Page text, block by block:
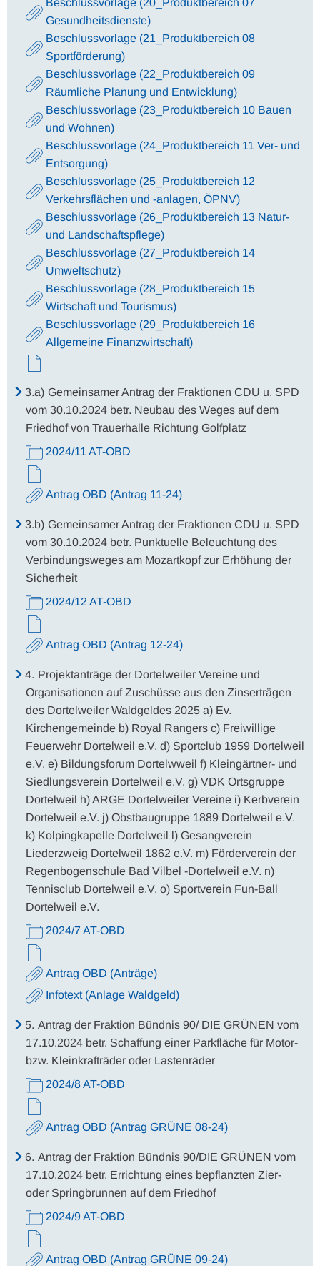
Beschlussvorlage (20_Produktbereich 07
Gesundheitsdienste)
Beschlussvorlage (21_Produktbereich 08
Sportförderung)
Beschlussvorlage (22_Produktbereich 09
Räumliche Planung und Entwicklung)
Beschlussvorlage (23_Produktbereich 10 Bauen
und Wohnen)
Beschlussvorlage (24_Produktbereich 11 Ver- und
Entsorgung)
Beschlussvorlage (25_Produktbereich 12
Verkehrsflächen und -anlagen, ÖPNV)
Beschlussvorlage (26_Produktbereich 13 Natur-
und Landschaftspflege)
Beschlussvorlage (27_Produktbereich 14
Umweltschutz)
Beschlussvorlage (28_Produktbereich 15
Wirtschaft und Tourismus)
Beschlussvorlage (29_Produktbereich 16
Allgemeine Finanzwirtschaft)
3.a) Gemeinsamer Antrag der Fraktionen CDU u. SPD
vom 30.10.2024 betr. Neubau des Weges auf dem
Friedhof von Trauerhalle Richtung Golfplatz
2024/11 AT-OBD
Antrag OBD (Antrag 11-24)
3.b) Gemeinsamer Antrag der Fraktionen CDU u. SPD
vom 30.10.2024 betr. Punktuelle Beleuchtung des
Verbindungsweges am Mozartkopf zur Erhöhung der
Sicherheit
2024/12 AT-OBD
Antrag OBD (Antrag 12-24)
4. Projektanträge der Dortelweiler Vereine und
Organisationen auf Zuschüsse aus den Zinserträgen
des Dortelweiler Waldgeldes 2025 a) Ev.
Kirchengemeinde b) Royal Rangers c) Freiwillige
Feuerwehr Dortelweil e.V. d) Sportclub 1959 Dortelweil
e.V. e) Bildungsforum Dortelwweil f) Kleingärtner- und
Siedlungsverein Dortelweil e.V. g) VDK Ortsgruppe
Dortelweil h) ARGE Dortelweiler Vereine i) Kerbverein
Dortelweil e.V. j) Obstbaugruppe 1889 Dortelweil e.V.
k) Kolpingkapelle Dortelweil l) Gesangverein
Liederzweig Dortelweil 1862 e.V. m) Förderverein der
Regenbogenschule Bad Vilbel -Dortelweil e.V. n)
Tennisclub Dortelweil e.V. o) Sportverein Fun-Ball
Dortelweil e.V.
2024/7 AT-OBD
Antrag OBD (Anträge)
Infotext (Anlage Waldgeld)
5. Antrag der Fraktion Bündnis 90/ DIE GRÜNEN vom
17.10.2024 betr. Schaffung einer Parkfläche für Motor-
bzw. Kleinkrafträder oder Lastenräder
2024/8 AT-OBD
Antrag OBD (Antrag GRÜNE 08-24)
6. Antrag der Fraktion Bündnis 90/DIE GRÜNEN vom
17.10.2024 betr. Errichtung eines bepflanzten Zier-
oder Springbrunnen auf dem Friedhof
2024/9 AT-OBD
Antrag OBD (Antrag GRÜNE 09-24)